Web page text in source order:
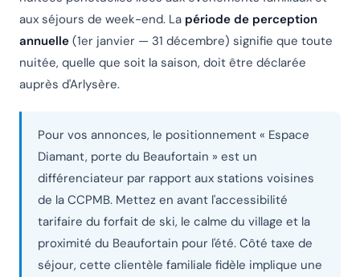
aux séjours de week-end. La période de perception
annuelle (1er janvier — 31 décembre) signifie que toute
nuitée, quelle que soit la saison, doit être déclarée
auprès d'Arlysère.
Pour vos annonces, le positionnement « Espace
Diamant, porte du Beaufortain » est un
différenciateur par rapport aux stations voisines
de la CCPMB. Mettez en avant l'accessibilité
tarifaire du forfait de ski, le calme du village et la
proximité du Beaufortain pour l'été. Côté taxe de
séjour, cette clientèle familiale fidèle implique une